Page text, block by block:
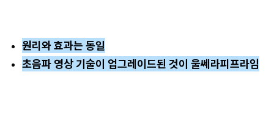
원리와 효과는 동일
초음파 영상 기술이 업그레이드된 것이 울쎄라피프라임